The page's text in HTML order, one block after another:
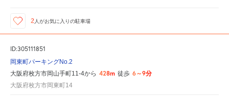
2 人がお気に入りの駐車場
ID:305111851
岡東町パーキングNo.2
大阪府枚方市岡山手町11-4から 428m 徒歩 6～9分
大阪府枚方市岡東町14